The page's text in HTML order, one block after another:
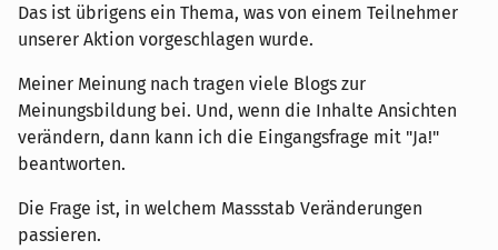
Das ist übrigens ein Thema, was von einem Teilnehmer
unserer Aktion vorgeschlagen wurde.
Meiner Meinung nach tragen viele Blogs zur
Meinungsbildung bei. Und, wenn die Inhalte Ansichten
verändern, dann kann ich die Eingangsfrage mit "Ja!"
beantworten.
Die Frage ist, in welchem Massstab Veränderungen
passieren.